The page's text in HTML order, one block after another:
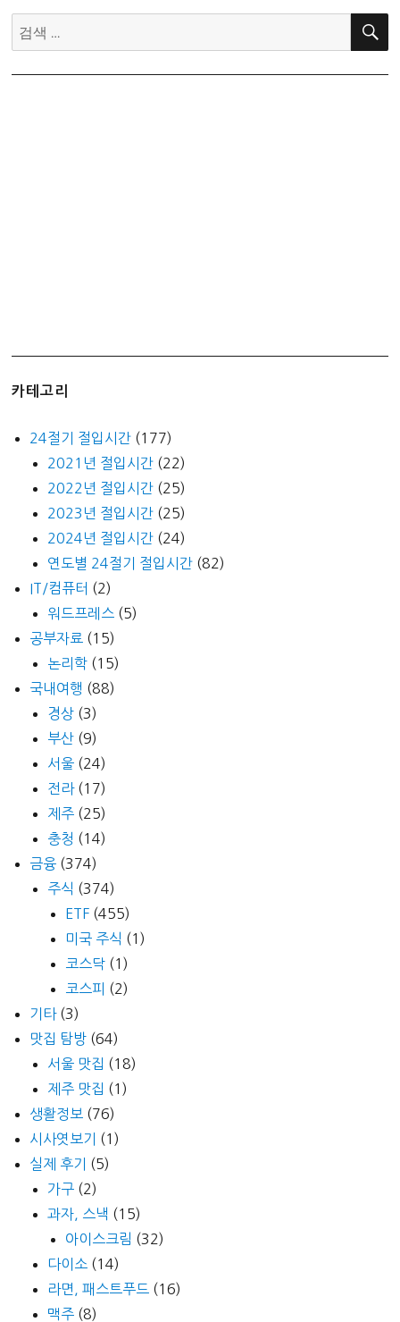
입
검
색:
검
카테고리
24절기 절입시간 (177)
2021년 절입시간 (22)
2022년 절입시간 (25)
2023년 절입시간 (25)
2024년 절입시간 (24)
연도별 24절기 절입시간 (82)
IT/컴퓨터 (2)
워드프레스 (5)
공부자료 (15)
논리학 (15)
국내여행 (88)
경상 (3)
부산 (9)
서울 (24)
전라(17)
제주 (25)
충청 (14)
금융 (374)
주식 (374)
ETF (455)
미국 주식 (1)
코스닥 (1)
코스피 (2)
기타(3)
맛집 탐방 (64)
서울 맛집 (18)
제주 맛집 (1)
생활정보 (76)
시사엿보기
(1)
실제 후기
(5)
가구 (2)
과자, 스낵 (15)
아이스크림 (32)
다이소 (14)
라면, 패스트푸드 (16)
맥주 (8)